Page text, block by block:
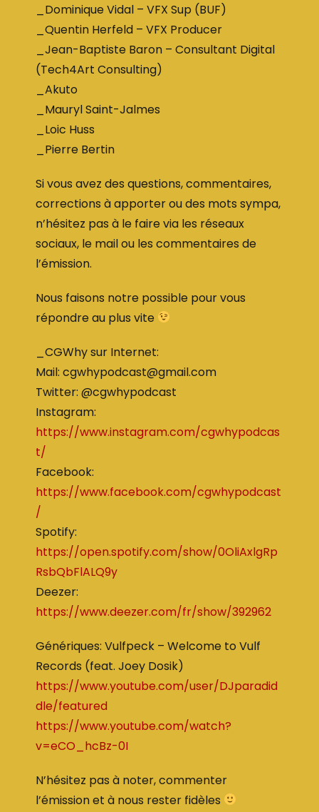
_Dominique Vidal – VFX Sup (BUF)
_Quentin Herfeld – VFX Producer
_Jean-Baptiste Baron – Consultant Digital
(Tech4Art Consulting)
_Akuto
_Mauryl Saint-Jalmes
_Loic Huss
_Pierre Bertin
Si vous avez des questions, commentaires,
corrections à apporter ou des mots sympa,
n’hésitez pas à le faire via les réseaux
sociaux, le mail ou les commentaires de
l’émission.
Nous faisons notre possible pour vous
répondre au plus vite
_CGWhy sur Internet:
Mail: cgwhypodcast@gmail.com
Twitter: @cgwhypodcast
Instagram:
https://www.instagram.com/cgwhypodcas
t/
Facebook:
https://www.facebook.com/cgwhypodcast
/
Spotify:
https://open.spotify.com/show/0OliAxlgRp
RsbQbFlALQ9y
Deezer:
https://www.deezer.com/fr/show/392962
Génériques: Vulfpeck – Welcome to Vulf
Records (feat. Joey Dosik)
https://www.youtube.com/user/DJparadid
dle/featured
https://www.youtube.com/watch?
v=eCO_hcBz-0I
N’hésitez pas à noter, commenter
l’émission et à nous rester fidèles